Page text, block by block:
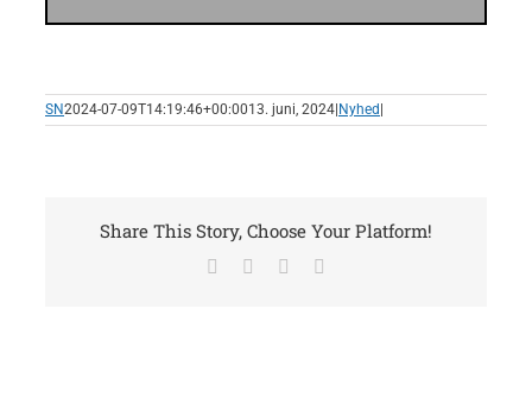
SN2024-07-09T14:19:46+00:0013. juni, 2024|Nyhed|
Share This Story, Choose Your Platform!
Facebook LinkedIn